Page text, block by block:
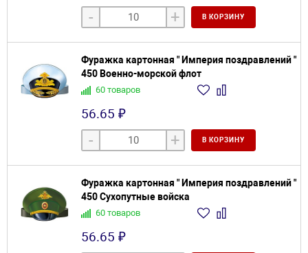
- + В КОРЗИНУ
Фуражка картонная " Империя поздравлений "
450 Военно-морской флот
60 товаров
56.65 ₽
- + В КОРЗИНУ
Фуражка картонная " Империя поздравлений "
450 Сухопутные войска
60 товаров
56.65 ₽